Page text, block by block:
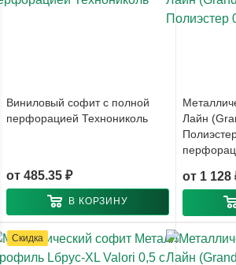
Виниловый софит с полной
перфорацией Технониколь
от 485.35 ₽
В КОРЗИНУ
Лайн
от 1 128
Скидка